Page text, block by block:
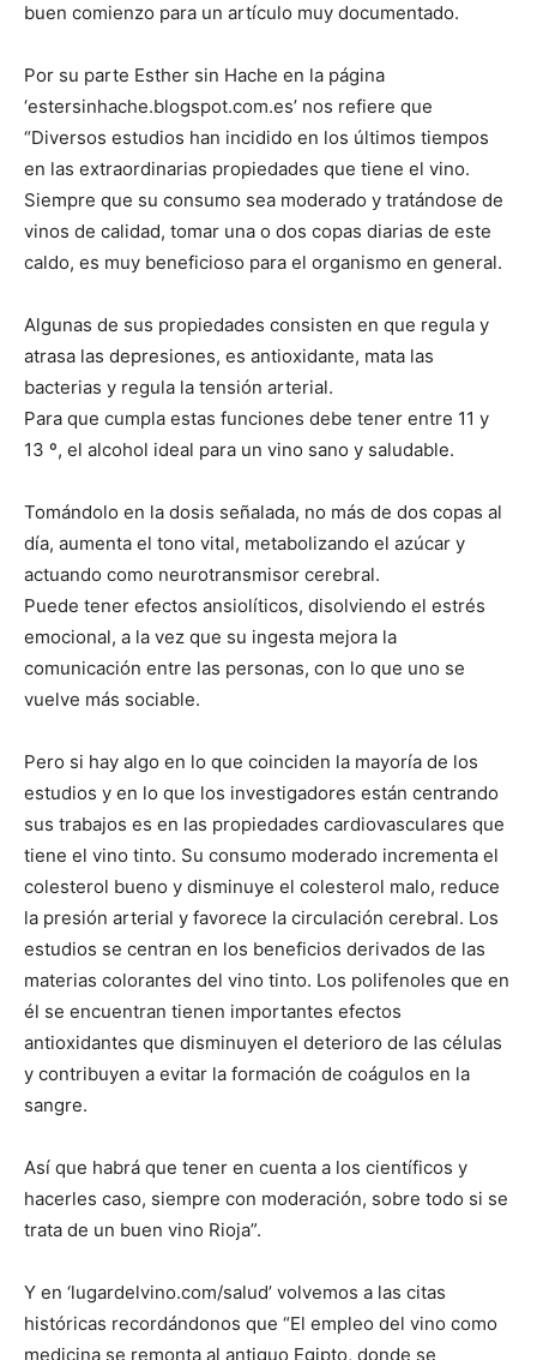
buen comienzo para un artículo muy documentado.
Por su parte Esther sin Hache en la página
‘estersinhache.blogspot.com.es’ nos refiere que
“Diversos estudios han incidido en los últimos tiempos
en las extraordinarias propiedades que tiene el vino.
Siempre que su consumo sea moderado y tratándose de
vinos de calidad, tomar una o dos copas diarias de este
caldo, es muy beneficioso para el organismo en general.
Algunas de sus propiedades consisten en que regula y
atrasa las depresiones, es antioxidante, mata las
bacterias y regula la tensión arterial.
Para que cumpla estas funciones debe tener entre 11 y
13 º, el alcohol ideal para un vino sano y saludable.
Tomándolo en la dosis señalada, no más de dos copas al
día, aumenta el tono vital, metabolizando el azúcar y
actuando como neurotransmisor cerebral.
Puede tener efectos ansiolíticos, disolviendo el estrés
emocional, a la vez que su ingesta mejora la
comunicación entre las personas, con lo que uno se
vuelve más sociable.
Pero si hay algo en lo que coinciden la mayoría de los
estudios y en lo que los investigadores están centrando
sus trabajos es en las propiedades cardiovasculares que
tiene el vino tinto. Su consumo moderado incrementa el
colesterol bueno y disminuye el colesterol malo, reduce
la presión arterial y favorece la circulación cerebral. Los
estudios se centran en los beneficios derivados de las
materias colorantes del vino tinto. Los polifenoles que en
él se encuentran tienen importantes efectos
antioxidantes que disminuyen el deterioro de las células
y contribuyen a evitar la formación de coágulos en la
sangre.
Así que habrá que tener en cuenta a los científicos y
hacerles caso, siempre con moderación, sobre todo si se
trata de un buen vino Rioja”.
Y en ‘lugardelvino.com/salud’ volvemos a las citas
históricas recordándonos que “El empleo del vino como
medicina se remonta al antiguo Egipto, donde se